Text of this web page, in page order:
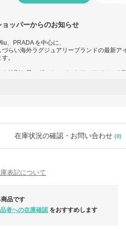
ッパーからのお知らせ
、PRADA を中心に、
づらい海外ラグジュアリーブランドの最新ア
。
特別な日のギフトにぴったりのアイテムも
在庫状況の確認・お問い合わせ (0)
表記について
品です
者への在庫確認 をおすすめします